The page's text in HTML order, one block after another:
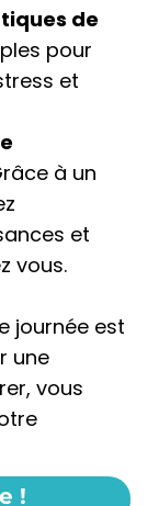
de
pour
et
à un
et
vous.
journée est
une
vous
!